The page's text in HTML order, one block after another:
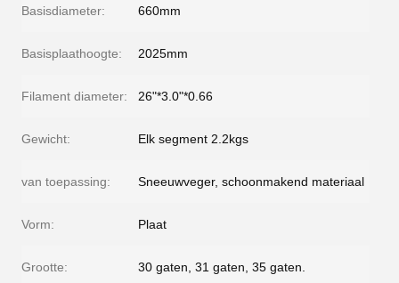
Basisdiameter: 660mm
Basisplaathoogte: 2025mm
Filament diameter: 26"*3.0"*0.66
Gewicht: Elk segment 2.2kgs
van toepassing: Sneeuwveger, schoonmakend materiaal
Vorm: Plaat
Grootte: 30 gaten, 31 gaten, 35 gaten.